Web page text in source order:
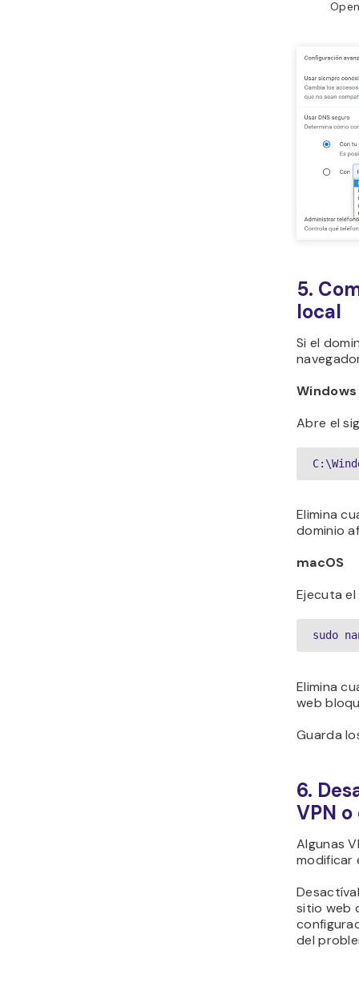
5.
local
Si el
Windows
Abre el
Elimina
dominio
macOS
Ejecuta
sudo
Elimina
web
Guarda
6.
VPN
Algunas
modificar
sitio web
del